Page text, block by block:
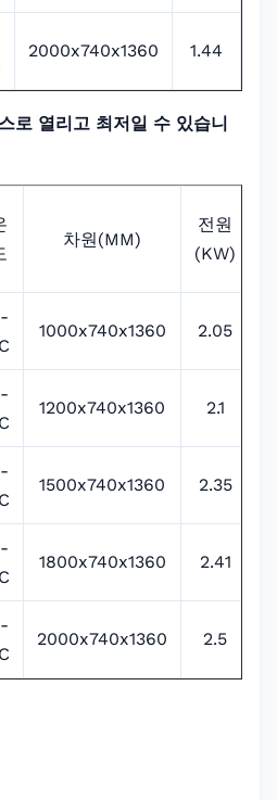
2000x740x1360 1.44
로 열리고 최저일 수 있습니
차원(MM)
전원
(KW)
1000x740x1360 2.05
1200x740x1360 2.1
1500x740x1360 2.35
1800x740x1360 2.41
2000x740x1360 2.5